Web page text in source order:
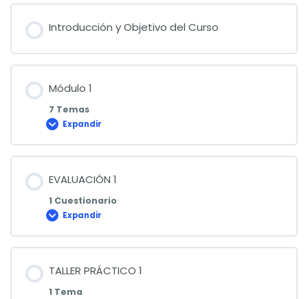
Introducción y Objetivo del Curso
Módulo 1
7 Temas
Expandir
Módulo
EVALUACIÓN 1
1 Cuestionario
Expandir
EVALUACIÓN
TALLER PRÁCTICO 1
1 Tema